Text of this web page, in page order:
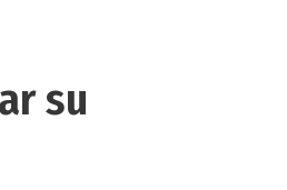
su